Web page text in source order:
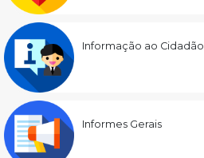
Informação ao Cidadão
Informes Gerais